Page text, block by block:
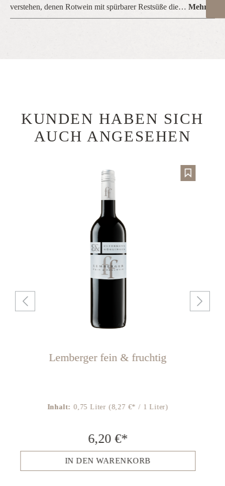
verstehen, denen Rotwein mit spürbarer Restsüße die… Mehr
Produktgalerie überspringen
KUNDEN HABEN SICH
AUCH ANGESEHEN
Lemberger fein & fruchtig
Inhalt:0,75 Liter(8,27 €* / 1 Liter)
6,20 €*
IN DEN WARENKORB